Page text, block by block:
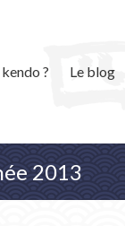
? Le blog
2013